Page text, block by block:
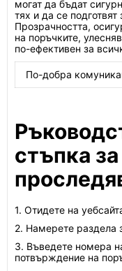
могат да бъдат
тях и да се
Прозрачността,
на поръчките,
по-ефективен за
По-добра
стъпка
1. Отидете на
2. Намерете раздела
3. Въведете номера
потвърждение на